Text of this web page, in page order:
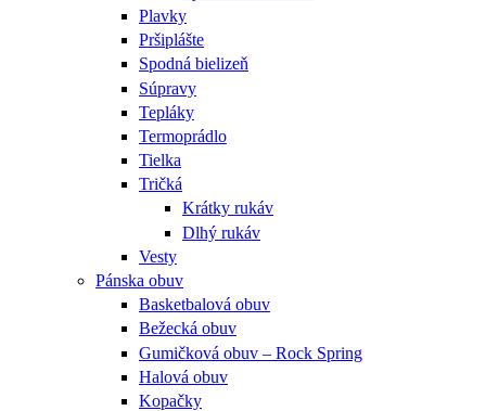
Plavky
Pršiplášte
Spodná bielizeň
Súpravy
Tepláky
Termoprádlo
Tielka
Tričká
Krátky rukáv
Dlhý rukáv
Vesty
Pánska obuv
Basketbalová obuv
Bežecká obuv
Gumičková obuv – Rock Spring
Halová obuv
Kopačky